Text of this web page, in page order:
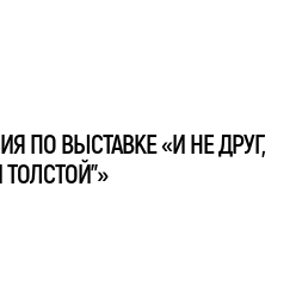
ПО ВЫСТАВКЕ «И НЕ ДРУГ,
ТОЛСТОЙ"»